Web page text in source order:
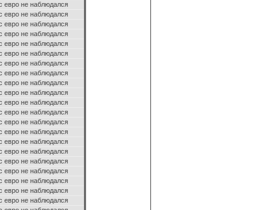
евро не наблюдался
евро не наблюдался
евро не наблюдался
евро не наблюдался
евро не наблюдался
евро не наблюдался
евро не наблюдался
евро не наблюдался
евро не наблюдался
евро не наблюдался
евро не наблюдался
евро не наблюдался
евро не наблюдался
евро не наблюдался
евро не наблюдался
евро не наблюдался
евро не наблюдался
евро не наблюдался
евро не наблюдался
евро не наблюдался
евро не наблюдался